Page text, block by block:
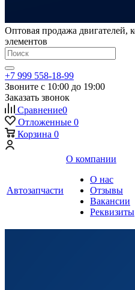
Оптовая продажа двигателей,
элементов
+7 999 558-18-99
Звоните с 10:00 до 19:00
Заказать звонок
Сравнение0
Отложенные 0
Корзина 0
Автозапчасти
О компании
О нас
Отзывы
Вакансии
Реквизиты